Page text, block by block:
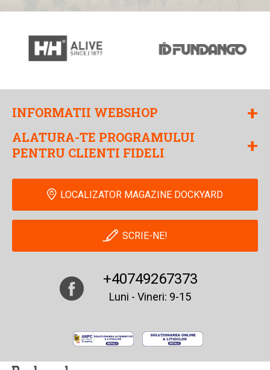
INFORMATII WEBSHOP +
ALATURA-TE PROGRAMULUI
PENTRU CLIENTI FIDELI
+
LOCALIZATOR MAGAZINE DOCKYARD
+40749267373
Luni - Vineri: 9-15
SCRIE-NE!